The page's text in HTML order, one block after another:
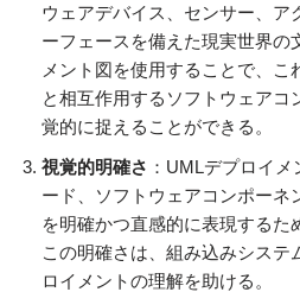
ウェアデバイス、センサー、ア
ーフェースを備えた現実世界の
メント図を使用することで、こ
と相互作用するソフトウェアコ
覚的に捉えることができる。
視覚的明確さ ：UMLデプロイ
ード、ソフトウェアコンポーネ
を明確かつ直感的に表現するた
この明確さは、組み込みシステ
ロイメントの理解を助ける。